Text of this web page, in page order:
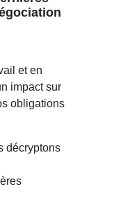
et en
impact sur
obligations
décryptons